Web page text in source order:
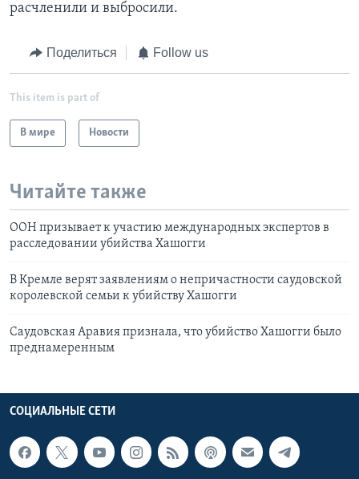
расчленили и выбросили.
Поделиться Follow us
This item is part of
В мире Новости
Читайте также
ООН призывает к участию международных экспертов в
расследовании убийства Хашогги
В Кремле верят заявлениям о непричастности саудовской
королевской семьи к убийству Хашогги
Саудовская Аравия признала, что убийство Хашогги было
преднамеренным
СОЦИАЛЬНЫЕ СЕТИ